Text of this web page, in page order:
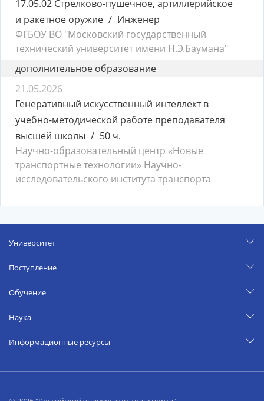
17.05.02 Стрелково-пушечное, артиллерийское
и ракетное оружие
Инженер
ФГБОУ ВО "Московский государственный
технический университет имени Н.Э.Баумана"
дополнительное образование
21.05.2026
Генеративный искусственный интеллект в
учебно-методической работе преподавателя
высшей школы
50 ч.
Научно-образовательный центр «Новые
транспортные технологии» Научно-
исследовательского института транспорта
Университет
Поступление
Обучение
Наука
Информационные ресурсы